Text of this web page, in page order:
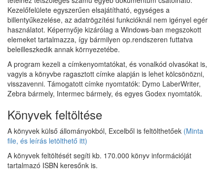
Kezelőfelülete egyszerűen elsajátítható, egységes a
billentyűkezelése, az adatrögzítési funkcióknál nem igényel egér
használatot. Képernyője kizárólag a Windows-ban megszokott
elemeket tartalmazza, így bármilyen op.rendszeren futtatva
beleilleszkedik annak környezetébe.
A program kezeli a címkenyomtatókat, és vonalkód olvasókat is,
vagyis a könyvbe ragasztott címke alapján is lehet kölcsönözni,
visszavenni. Támogatott címke nyomtatók: Dymo LaberWriter,
Zebra bármely, Intermec bármely, és egyes Godex nyomtatók.
Könyvek feltöltése
A könyvek külső állományokból, Excelből is feltölthetőek (Minta
file, és leírás letölthető itt)
A könyvek feltöltését segíti kb. 170.000 könyv információját
tartalmazó ISBN keresőnk is.